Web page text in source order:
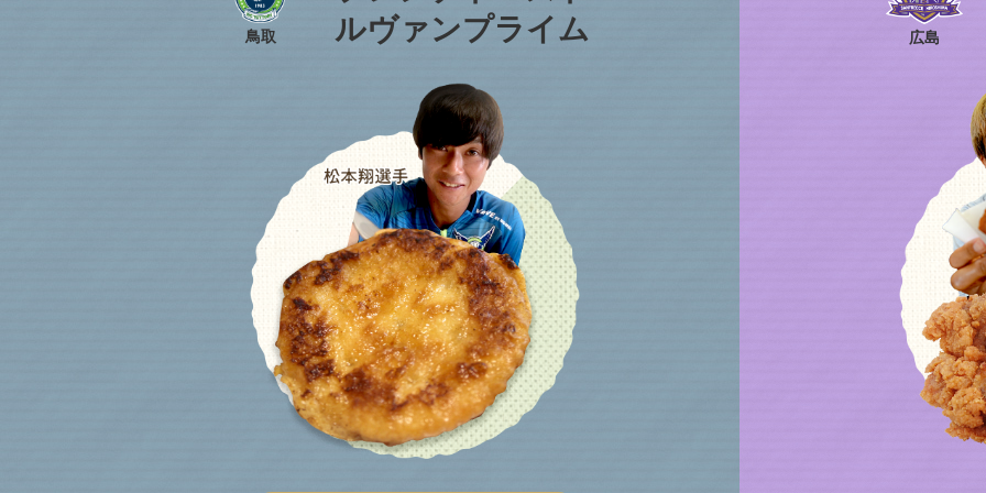
鳥取
ルヴァンプライム
広島